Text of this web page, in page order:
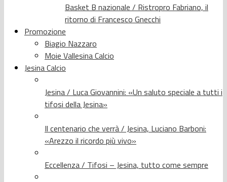
Basket B nazionale / Ristropro Fabriano, il
ritorno di Francesco Gnecchi
Promozione
Biagio Nazzaro
Moie Vallesina Calcio
Jesina Calcio
Jesina / Luca Giovannini: «Un saluto speciale a tutti i
tifosi della Jesina»
Il centenario che verrà / Jesina, Luciano Barboni:
«Arezzo il ricordo più vivo»
Eccellenza / Tifosi – Jesina, tutto come sempre